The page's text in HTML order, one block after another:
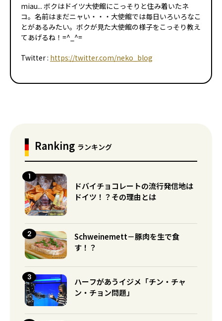
miau... ボクはドイツ大使館にこっそりと住み着いたネ
コ。名前はまだニャい・・・大使館では毎日いろいろなこ
とがあるみたい。ボクが見た大使館の様子をこっそり教え
てあげるね！=^_^=
Twitter : https://twitter.com/neko_blog
Ranking ランキング
ドバイチョコレートの流行発信地は
ドイツ！？その理由とは
Schweinemett－豚肉を生で食
す！？
ハーフがあうイジメ「チン・チャ
ン・チョン問題」